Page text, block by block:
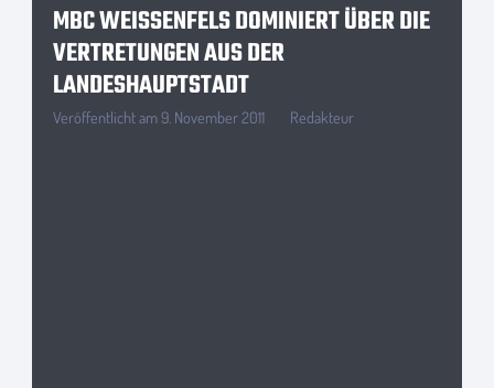
MBC WEISSENFELS DOMINIERT ÜBER DIE V
ERTRETUNGEN AUS DER L
ANDESHAUPTSTADT
Veröffentlicht am9. November 2011 Redakteur